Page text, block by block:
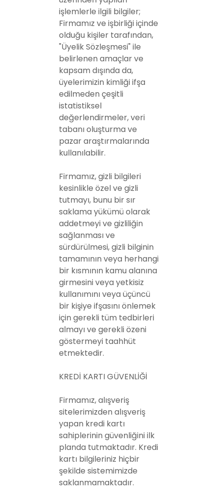
işlemlerle ilgili bilgiler;
Firmamız ve işbirliği içinde
olduğu kişiler tarafından,
"Üyelik Sözleşmesi" ile
belirlenen amaçlar ve
kapsam dışında da,
üyelerimizin kimliği ifşa
edilmeden çeşitli
istatistiksel
değerlendirmeler, veri
tabanı oluşturma ve
pazar araştırmalarında
kullanılabilir.
Firmamız, gizli bilgileri
kesinlikle özel ve gizli
tutmayı, bunu bir sır
saklama yükümü olarak
addetmeyi ve gizliliğin
sağlanması ve
sürdürülmesi, gizli bilginin
tamamının veya herhangi
bir kısmının kamu alanına
girmesini veya yetkisiz
kullanımını veya üçüncü
bir kişiye ifşasını önlemek
için gerekli tüm tedbirleri
almayı ve gerekli özeni
göstermeyi taahhüt
etmektedir.
KREDİ KARTI GÜVENLİĞİ
Firmamız, alışveriş
sitelerimizden alışveriş
yapan kredi kartı
sahiplerinin güvenliğini ilk
planda tutmaktadır. Kredi
kartı bilgileriniz hiçbir
şekilde sistemimizde
saklanmamaktadır.